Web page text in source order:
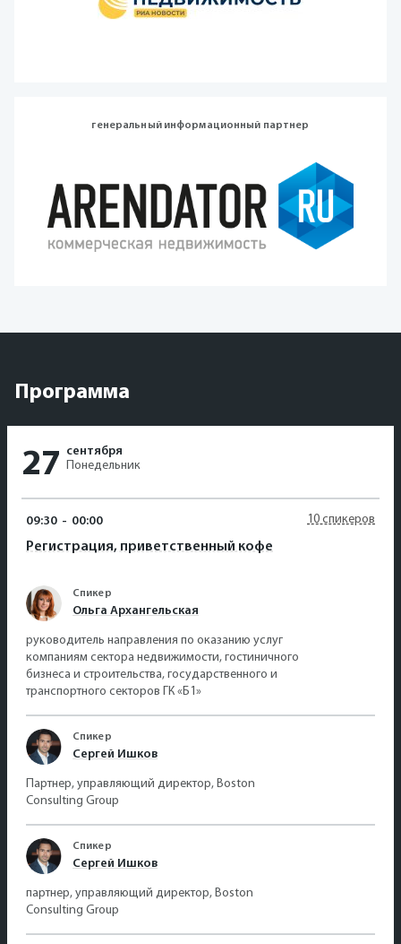
генеральный информационный партнер
Программа
27 сентября
Понедельник
09:30 - 00:00
Регистрация, приветственный кофе
10 спикеров
Спикер
Ольга Архангельская
руководитель направления по оказанию услуг
компаниям сектора недвижимости, гостиничного
бизнеса и строительства, государственного и
транспортного секторов ГК «Б1»
Спикер
Сергей Ишков
Партнер, управляющий директор, Boston
Consulting Group
Спикер
Сергей Ишков
партнер, управляющий директор, Boston
Consulting Group